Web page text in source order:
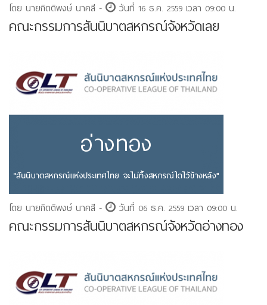
โดย นายกิตติพงษ์ นาคสี - วันที่ 16 ธ.ค. 2559 เวลา 09:00 น.
คณะกรรมการสันนิบาตสหกรณ์จังหวัดเลย
โดย นายกิตติพงษ์ นาคสี - วันที่ 06 ธ.ค. 2559 เวลา 09:00 น.
คณะกรรมการสันนิบาตสหกรณ์จังหวัดอ่างทอง